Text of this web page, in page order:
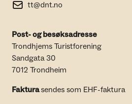
tt@dnt.no
Post- og besøksadresse
Trondhjems Turistforening
Sandgata 30
7012 Trondheim
Fakturasendes som EHF-faktura